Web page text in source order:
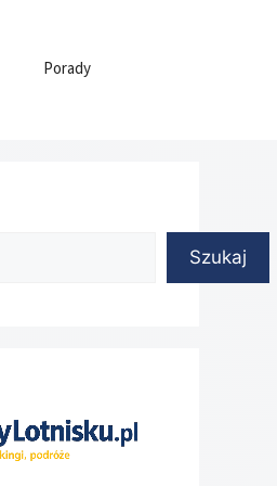
Porady
Szukaj